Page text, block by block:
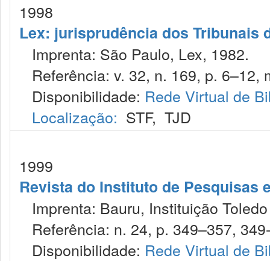
1998
Lex: jurisprudência dos Tribunais
Imprenta: São Paulo, Lex, 1982.
Referência: v. 32, n. 169, p. 6–12,
Disponibilidade: Rede Virtual de
Localização: STF, TJD
1999
Revista do Instituto de Pesquisas
Imprenta: Bauru, Instituição
Referência: n. 24, p. 349–357,
Disponibilidade: Rede Virtual de